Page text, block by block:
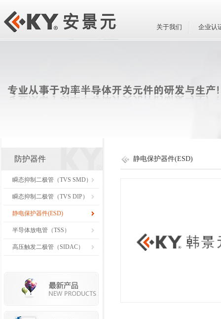
关于我们 企业认
防护器件
瞬态抑制二极管（TVS SMD）
瞬态抑制二极管（TVS DIP）
静电保护器件(ESD)
半导体放电管（TSS）
高压触发二极管（SIDAC）
静电保护器件(ESD)